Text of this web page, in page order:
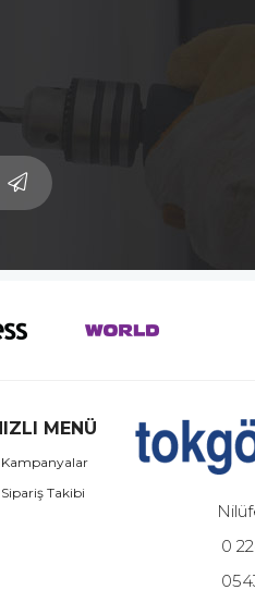
MENÜ
Kampanyalar
Sipariş Takibi
0